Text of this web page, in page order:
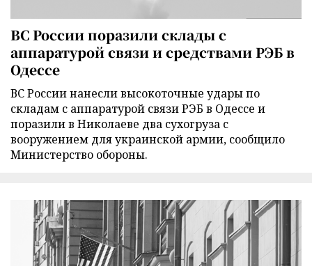
ВС России поразили склады с
аппаратурой связи и средствами РЭБ в
Одессе
ВС России нанесли высокоточные удары по
складам с аппаратурой связи РЭБ в Одессе и
поразили в Николаеве два сухогруза с
вооружением для украинской армии, сообщило
Министерство обороны.